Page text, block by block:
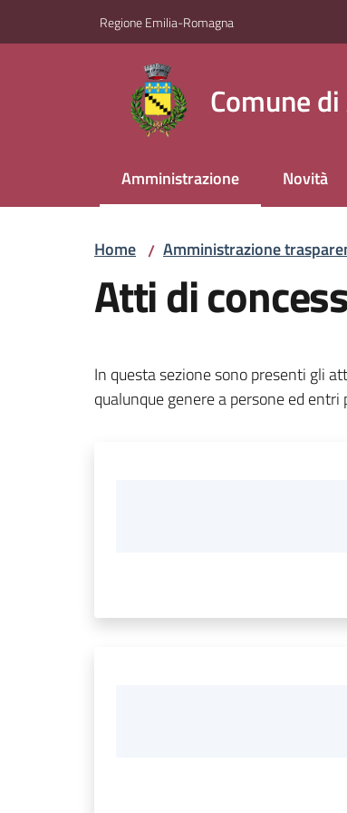
Regione Emilia-Romagna
Comune
Amministrazione
Menu selezionato Novità
Home / Amministrazione
Atti di
In questa sezione sono presenti gli
qualunque genere a persone ed